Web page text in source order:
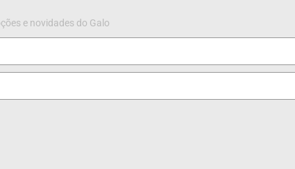
e novidades do Galo